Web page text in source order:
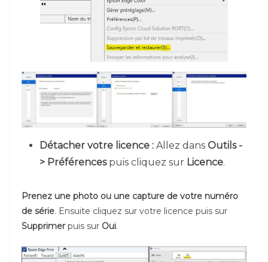
Détacher votre licence : Allez dans Outils -
> Préférencespuis cliquez sur Licence.
Prenez une photo ou une capture de votre numéro
de série. Ensuite cliquez sur votre licence puis sur
Supprimerpuis sur Oui.